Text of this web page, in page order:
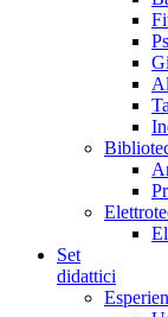
Set
didattici